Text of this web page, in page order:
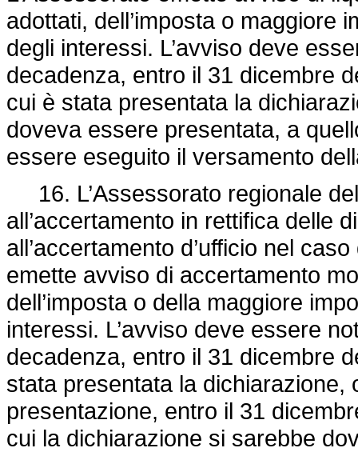
adottati, dell’imposta o maggiore
degli interessi. L’avviso deve
decadenza, entro il 31 dicembre
cui è stata presentata la
doveva essere presentata, a
essere eseguito il versamento
16. L’Assessorato regionale
all’accertamento in rettifica delle
all’accertamento d’ufficio nel
emette avviso di accertamento
dell’imposta o della maggiore
interessi. L’avviso deve essere
decadenza, entro il 31 dicembre
stata presentata la
presentazione, entro il 31
cui la dichiarazione si sarebbe